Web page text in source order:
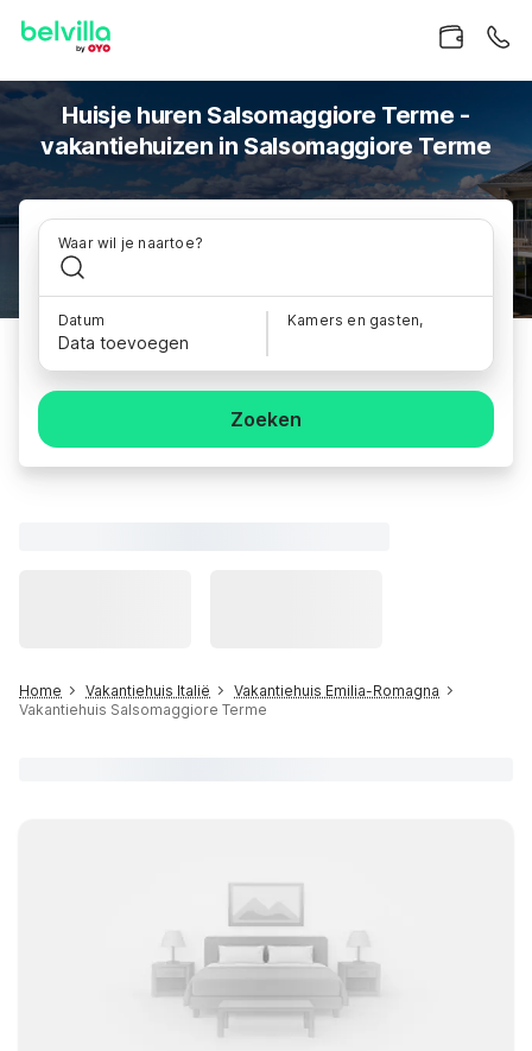
Huisje huren Salsomaggiore Terme -
vakantiehuizen in Salsomaggiore Terme
Waar wil je naartoe?
Datum
Data toevoegen
Kamers en gasten,
Zoeken
Home Vakantiehuis Italië
Vakantiehuis Emilia-Romagna
Vakantiehuis Salsomaggiore Terme